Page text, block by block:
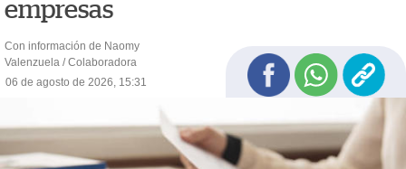
empresas
Con información de Naomy
Valenzuela / Colaboradora
06 de agosto de 2026, 15:31